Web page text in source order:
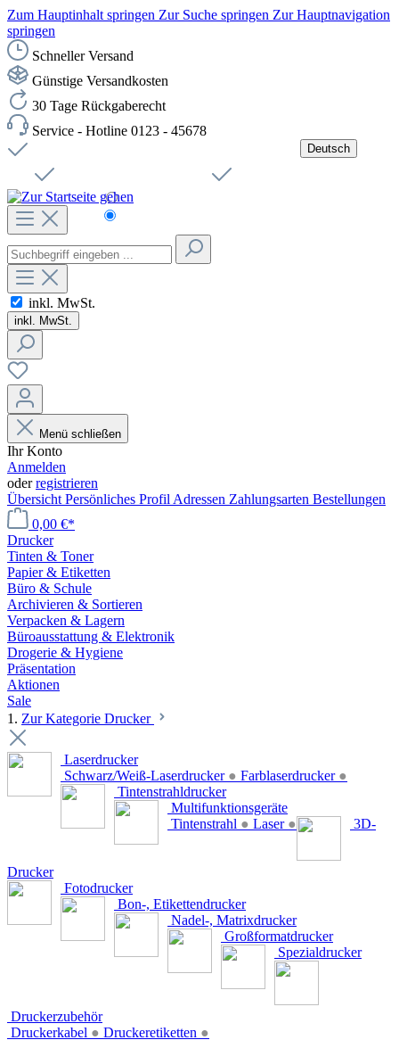
Zum Hauptinhalt springen Zur Suche springen Zur Hauptnavigation
springen
Schneller Versand
Günstige Versandkosten
30 Tage Rückgaberecht
Service - Hotline 0123 - 45678
Deutsch
Čeština
inkl. MwSt.
inkl. MwSt.
Menü schließen
Ihr Konto
Anmelden
oderregistrieren
Übersicht Persönliches Profil Adressen Zahlungsarten Bestellungen
0,00 €*
Drucker
Tinten & Toner
Papier & Etiketten
Büro & Schule
Archivieren & Sortieren
Verpacken & Lagern
Büroausstattung & Elektronik
Drogerie & Hygiene
Präsentation
Aktionen
Sale
1. Zur Kategorie Drucker
Laserdrucker
Schwarz/Weiß-Laserdrucker ● Farblaserdrucker ●
Tintenstrahldrucker
Multifunktionsgeräte
Tintenstrahl ● Laser ● 3D-
Drucker
Fotodrucker
Bon-, Etikettendrucker
Nadel-, Matrixdrucker
Großformatdrucker
Spezialdrucker
Druckerzubehör
Druckerkabel ● Druckeretiketten ●